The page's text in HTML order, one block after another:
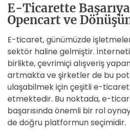
E-Ticarette
Opencart ve
E-ticaret, günümüzde
sektör haline gelmiştir.
birlikte, çevrimiçi alışveriş yapan
artmakta ve şirketler de bu
ulaşabilmek için çeşitli e-
etmektedir. Bu noktada, e-
başarısında önemli bir rol
de doğru platformun seçimidir.